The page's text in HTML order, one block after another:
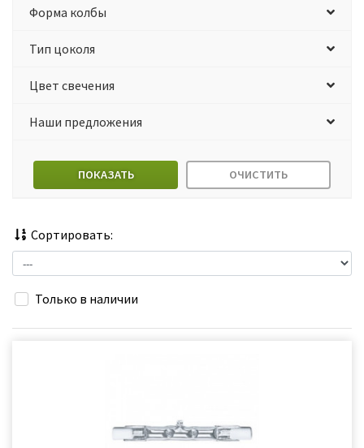
Форма колбы
Тип цоколя
Цвет свечения
Наши предложения
ПОКАЗАТЬ ОЧИСТИТЬ
Сортировать:
Только в наличии